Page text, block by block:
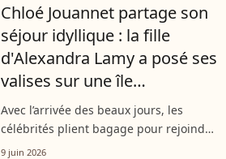
prisée des célébrités. Une parenthèse...
Chloé Jouannet partage son
séjour idyllique : la fille
d'Alexandra Lamy a posé ses
valises sur une île
paradisiaque
Avec l’arrivée des beaux jours, les
célébrités plient bagage pour rejoindre
leurs havres de paix estivaux. C’est
9 juin 2026